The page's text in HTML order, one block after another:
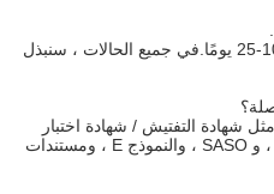
للإنتاج بالجملة ، المهلة الزمنية هي 10-25 يومًا.في جميع الحالات ، سنبذل
شهادة التفتيش / شهادة اختبار
المطحنة ، والتأمين ، وشهادة المنشأ ، و SASO ، والنموذج E ، ومستندات